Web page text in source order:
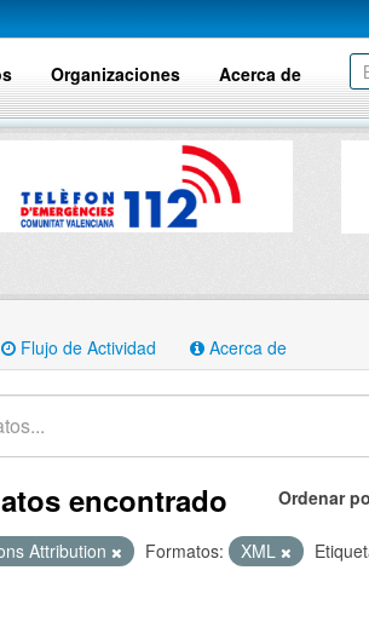
Organizaciones Acerca de
Flujo de Actividad Acerca de
Ordenar
encontrado
Attribution Formatos: XML